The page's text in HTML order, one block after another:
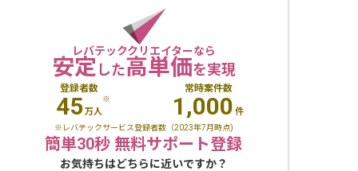
レバテッククリエイターなら
安定した高単価を実現
登録者数
45万人
※
常時案件数
1,000 件
※レバテックサービス登録者数（2023年7月時点)
簡単30秒 無料サポート登録
お気持ちはどちらに近いですか？